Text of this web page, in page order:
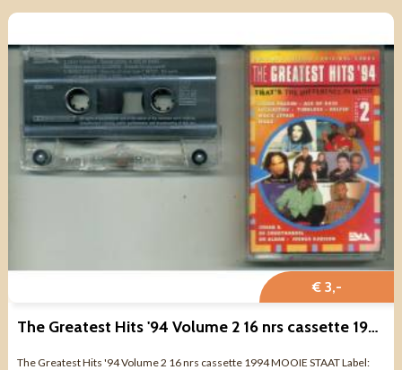
€ 3,-
The Greatest Hits '94 Volume 2 16 nrs cassette 1994 MOOI
The Greatest Hits '94 Volume 2 16 nrs cassette 1994 MOOIE STAAT Label: